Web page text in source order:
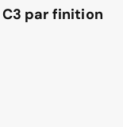
par finition